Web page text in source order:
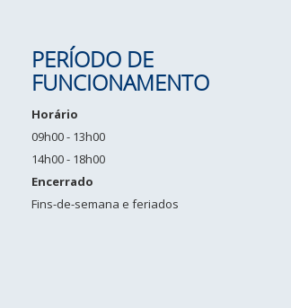
PERÍODO DE
FUNCIONAMENTO
Horário
09h00 - 13h00
14h00 - 18h00
Encerrado
Fins-de-semana e feriados